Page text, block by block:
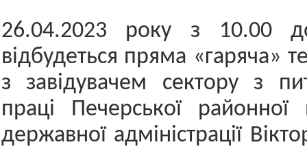
26.04.2023 року з 10.00
відбудеться пряма «гаряча»
з завідувачем сектору з
праці Печерської районної
державної адміністрації